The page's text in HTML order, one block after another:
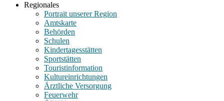
Regionales
Portrait unserer Region
Amtskarte
Behörden
Schulen
Kindertagesstätten
Sportstätten
Touristinformation
Kultureinrichtungen
Ärztliche Versorgung
Feuerwehr